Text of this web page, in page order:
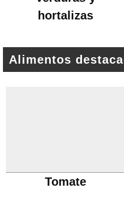
hortalizas
Alimentos
Tomate